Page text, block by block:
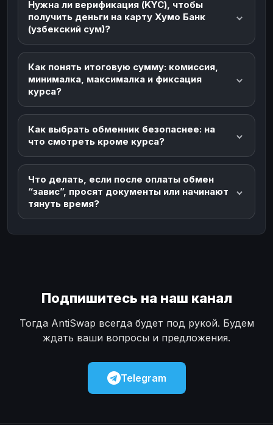
Нужна ли верификация (KYC), чтобы
получить деньги на карту Хумо Банк
(узбекский сум)?
Как понять итоговую сумму: комиссия,
минималка, максималка и фиксация
курса?
Как выбрать обменник безопаснее: на
что смотреть кроме курса?
Что делать, если после оплаты обмен
“завис”, просят документы или начинают
тянуть время?
Подпишитесь на наш канал
Тогда AntiSwap всегда будет под рукой. Будем
ждать ваши вопросы и предложения.
Telegram